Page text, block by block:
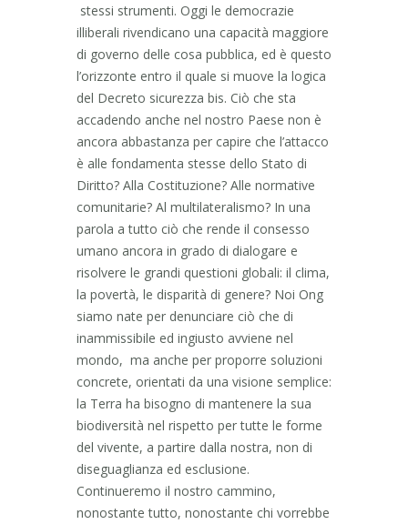
stessi strumenti. Oggi le democrazie
illiberali rivendicano una capacità maggiore
di governo delle cosa pubblica, ed è questo
l’orizzonte entro il quale si muove la logica
del Decreto sicurezza bis. Ciò che sta
accadendo anche nel nostro Paese non è
ancora abbastanza per capire che l’attacco
è alle fondamenta stesse dello Stato di
Diritto? Alla Costituzione? Alle normative
comunitarie? Al multilateralismo? In una
parola a tutto ciò che rende il consesso
umano ancora in grado di dialogare e
risolvere le grandi questioni globali: il clima,
la povertà, le disparità di genere? Noi Ong
siamo nate per denunciare ciò che di
inammissibile ed ingiusto avviene nel
mondo, ma anche per proporre soluzioni
concrete, orientati da una visione semplice:
la Terra ha bisogno di mantenere la sua
biodiversità nel rispetto per tutte le forme
del vivente, a partire dalla nostra, non di
diseguaglianza ed esclusione.
Continueremo il nostro cammino,
nonostante tutto, nonostante chi vorrebbe